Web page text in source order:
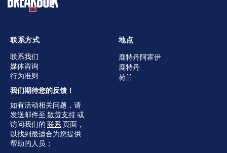
地点
鹿特丹阿霍伊
鹿特丹
荷兰
联系方式
联系我们
媒体咨询
行为准则
我们期待您的反馈！
如有活动相关问题，请
发送邮件至 散货支持或
访问我们的 联系 页面，
以找到最适合为您提供
帮助的人员；